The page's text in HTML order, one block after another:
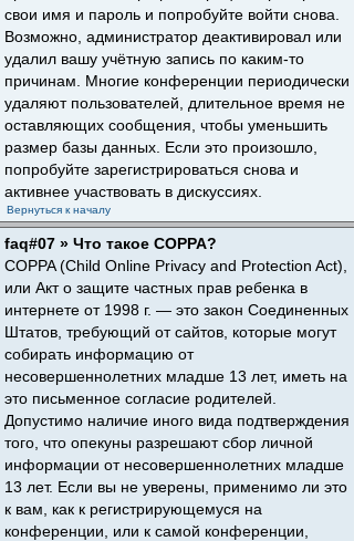
свои имя и пароль и попробуйте войти снова.
Возможно, администратор деактивировал или
удалил вашу учётную запись по каким-то
причинам. Многие конференции периодически
удаляют пользователей, длительное время не
оставляющих сообщения, чтобы уменьшить
размер базы данных. Если это произошло,
попробуйте зарегистрироваться снова и
активнее участвовать в дискуссиях.
Вернуться к началу
faq#07 » Что такое COPPA?
COPPA (Child Online Privacy and Protection Act),
или Акт о защите частных прав ребенка в
интернете от 1998 г. — это закон Соединенных
Штатов, требующий от сайтов, которые могут
собирать информацию от
несовершеннолетних младше 13 лет, иметь на
это письменное согласие родителей.
Допустимо наличие иного вида подтверждения
того, что опекуны разрешают сбор личной
информации от несовершеннолетних младше
13 лет. Если вы не уверены, применимо ли это
к вам, как к регистрирующемуся на
конференции, или к самой конференции,